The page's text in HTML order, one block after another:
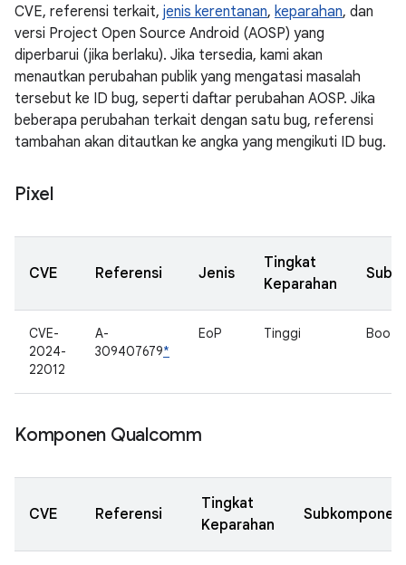
CVE, referensi terkait, jenis kerentanan, keparahan, dan
versi Project Open Source Android (AOSP) yang
diperbarui (jika berlaku). Jika tersedia, kami akan
menautkan perubahan publik yang mengatasi masalah
tersebut ke ID bug, seperti daftar perubahan AOSP. Jika
beberapa perubahan terkait dengan satu bug, referensi
tambahan akan ditautkan ke angka yang mengikuti ID bug.
Pixel
CVE Referensi Jenis
Tingkat
Keparahan
CVE-
2024-
22012
A-
309407679*
EoP Tinggi
Komponen Qualcomm
CVE Referensi
Tingkat
Keparahan
Subkomponen